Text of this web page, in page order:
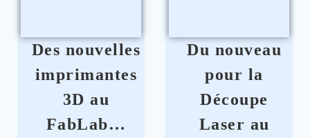
Des nouvelles
imprimantes
3D au
FabLab…
Du nouveau
pour la
Découpe
Laser au